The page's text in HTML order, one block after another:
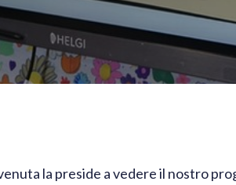
la preside a vedere il nostro